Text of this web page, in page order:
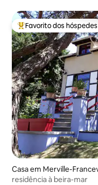
Favoritos dos hóspedes
Favorito dos hóspedes
Casa em Merville-
residência à beira-mar